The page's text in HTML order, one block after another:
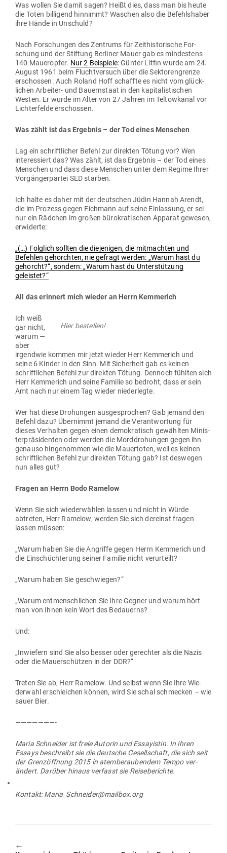
Was wollen Sie damit sagen? Heißt dies, dass man bis heute
die Toten bil­ligend hin­nimmt? Waschen also die Befehls­haber
ihre Hände in Unschuld?
Nach For­schungen des Zen­trums für Zeit­his­to­rische For­
schung und der Stiftung Ber­liner Mauer gab es min­destens
140 Mau­er­opfer. Nur 2 Bei­spiele: Günter Litfin wurde am 24.
August 1961 beim Flucht­versuch über die Sek­to­ren­grenze
erschossen. Auch Roland Hoff schaffte es nicht vom glück­
lichen Arbeiter- und Bau­ern­staat in den kapi­ta­lis­ti­schen
Westen. Er wurde im Alter von 27 Jahren im Tel­tow­kanal vor
Lich­ter­felde erschossen.
Was zählt ist das Ergebnis – der Tod eines Menschen
Lag ein schrift­licher Befehl zur direkten Tötung vor? Wen
inter­es­siert das? Was zählt, ist das Ergebnis – der Tod eines
Men­schen und dass diese Men­schen unter dem Regime Ihrer
Vor­gän­ger­partei SED starben.
Ich halte es daher mit der deut­schen Jüdin Hannah Arendt,
die im Prozess gegen Eichmann auf seine Ein­lassung, er sei
nur ein Rädchen im großen büro­kra­ti­schen Apparat gewesen,
erwiderte:
„(…) Folglich sollten die die­je­nigen, die mit­machten und
Befehlen gehorchten, nie gefragt werden: „Warum hast du
gehorcht?“, sondern: „Warum hast du Unter­stützung
geleistet?“
All das erinnert mich wieder an Herrn Kemmerich
Hier bestellen!
Ich weiß
gar nicht,
warum —
aber
irgendwie kommen mir jetzt wieder Herr Kem­merich und
seine 6 Kinder in den Sinn. Mit Sicherheit gab es keinen
schrift­lichen Befehl zur direkten Tötung. Dennoch fühlten sich
Herr Kem­merich und seine Familie so bedroht, dass er sein
Amt nach nur einem Tag wieder niederlegte.
Wer hat diese Dro­hungen aus­ge­sprochen? Gab jemand den
Befehl dazu? Über­nimmt jemand die Ver­ant­wortung für
dieses Ver­halten gegen einen demo­kra­tisch gewählten Minis­
ter­prä­si­denten oder werden die Mord­dro­hungen gegen ihn
genauso hin­ge­nommen wie die Mau­er­toten, weil es keinen
schrift­lichen Befehl zur direkten Tötung gab? Ist des­wegen
nun alles gut?
Fragen an Herrn Bodo Ramelow
Wenn Sie sich wie­der­wählen lassen und nicht in Würde
abtreten, Herr Ramelow, werden Sie sich der­einst fragen
lassen müssen:
„Warum haben Sie die Angriffe gegen Herrn Kem­merich und
die Ein­schüch­terung seiner Familie nicht verurteilt?
„Warum haben Sie geschwiegen?“
„Warum ent­mensch­lichen Sie Ihre Gegner und warum hört
man von Ihnen kein Wort des Bedauerns?
Und:
„Inwiefern sind Sie also besser oder gerechter als die Nazis
oder die Mau­er­schützen in der DDR?“
Treten Sie ab, Herr Ramelow. Und selbst wenn Sie Ihre Wie­
derwahl erschleichen können, wird Sie schal schmecken – wie
sauer Bier.
———————-
Maria Schneider ist freie Autorin und Essay­istin. In ihren
Essays beschreibt sie die deutsche Gesell­schaft, die sich seit
der Grenz­öffnung 2015 in atem­be­rau­bendem Tempo ver­
ändert. Darüber hinaus ver­fasst sie Reiseberichte.
Kontakt: Maria_Schneider@mailbox.org
🠔